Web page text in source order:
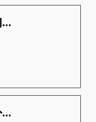
选择茵梦达贝得电机的优点
茵梦达电机代理商从外观来介绍电机